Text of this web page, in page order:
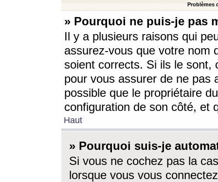
Problèmes
» Pourquoi ne puis-je pas
Il y a plusieurs raisons qui
assurez-vous que votre nom
soient corrects. Si ils le sont,
pour vous assurer de ne pas
possible que le propriétaire
configuration de son côté, et
Haut
» Pourquoi suis-je
Si vous ne cochez pas la
lorsque vous vous